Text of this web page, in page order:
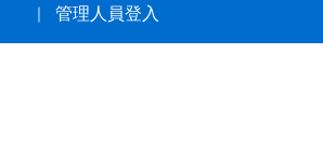
｜
管理人員登入